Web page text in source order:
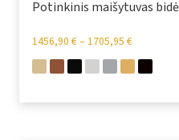
Potinkinis maišytuvas
1456,90 €– 1705,95 €